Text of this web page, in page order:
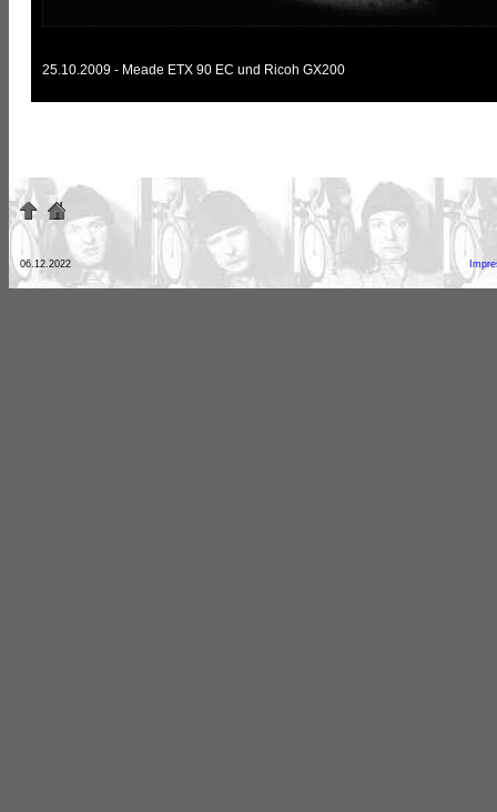
25.10.2009 - Meade ETX 90 EC und Ricoh GX200
06.12.2022